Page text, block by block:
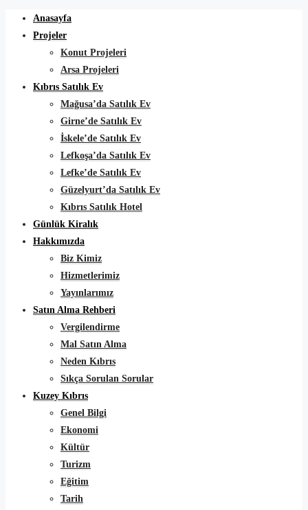
Anasayfa
Projeler
Konut Projeleri
Arsa Projeleri
Kıbrıs Satılık Ev
Mağusa’da Satılık Ev
Girne’de Satılık Ev
İskele’de Satılık Ev
Lefkoşa’da Satılık Ev
Lefke’de Satılık Ev
Güzelyurt’da Satılık Ev
Kıbrıs Satılık Hotel
Günlük Kiralık
Hakkımızda
Biz Kimiz
Hizmetlerimiz
Yayınlarımız
Satın Alma Rehberi
Vergilendirme
Mal Satın Alma
Neden Kıbrıs
Sıkça Sorulan Sorular
Kuzey Kıbrıs
Genel Bilgi
Ekonomi
Kültür
Turizm
Eğitim
Tarih